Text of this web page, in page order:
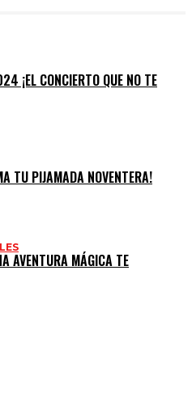
¡EL CONCIERTO QUE NO TE
TU PIJAMADA NOVENTERA!
AVENTURA MÁGICA TE